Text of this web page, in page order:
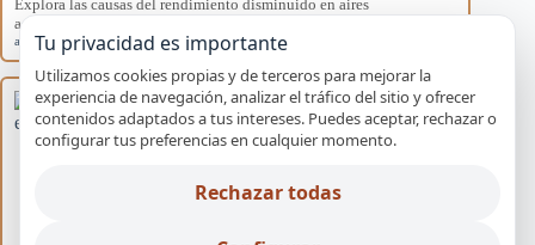
Explora las causas del rendimiento disminuido en aires
acondicionados domésticos y cómo afectan al sistema.
aire acondicionado,causas ,eficiencia,mantenimiento
Tu privacidad es importante
Utilizamos cookies propias y de terceros para mejorar la
experiencia de navegación, analizar el tráfico del sitio y ofrecer
contenidos adaptados a tus intereses. Puedes aceptar, rechazar o
configurar tus preferencias en cualquier momento.
Rechazar todas